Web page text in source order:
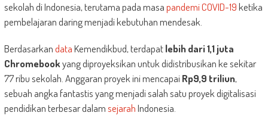
sekolah di Indonesia, terutama pada masapandemiCOVID-19ketika
pembelajaran daring menjadi kebutuhan mendesak.
BerdasarkandataKemendikbud, terdapatlebih dari 1,1 juta
Chromebookyang diproyeksikan untuk didistribusikan ke sekitar
77 ribu sekolah. Anggaran proyek ini mencapaiRp9,9 triliun,
sebuah angka fantastis yang menjadi salah satu proyek digitalisasi
pendidikan terbesar dalamsejarahIndonesia.